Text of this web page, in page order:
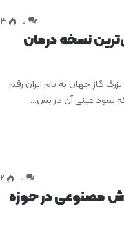
0 ۳
نسخه درمان
گاز جهان به نام ایران رقم
نمود عینی آن در پس…
0 ۲
مصنوعی در حوزه